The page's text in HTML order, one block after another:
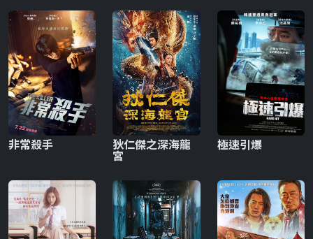
非常殺手 狄仁傑之深海龍
宮
極速引爆